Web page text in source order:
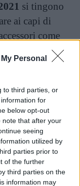
Personal
to third parties, or
for
below opt-out
note that after your
seeing
utilized by
parties prior to
of the further
third parties on the
information may
si tingono
ai capi di
come
le scarpe da
un
moda ma
New Balance
dal